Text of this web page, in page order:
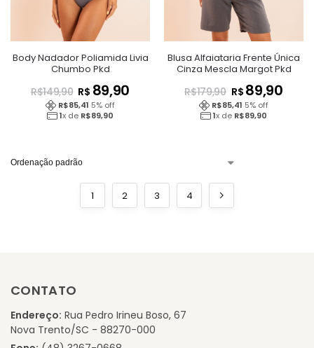
Body Nadador Poliamida Livia
Chumbo Pkd
R$149,90 R$ 89,90
R$85,41 5% off
1x de R$89,90
Blusa Alfaiataria Frente Única
Cinza Mescla Margot Pkd
R$179,90 R$ 89,90
R$85,41 5% off
1x de R$89,90
1 2 3 4
CONTATO
Endereço: Rua Pedro Irineu Boso, 67
Nova Trento/SC - 88270-000